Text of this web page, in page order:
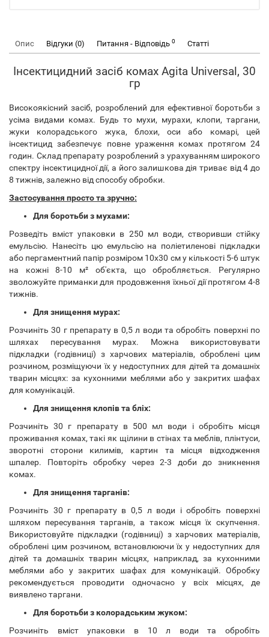
Опис Відгуки (0) Питання - Відповідь 0 Статті
Інсектицидний засіб комах Agita Universal, 30
гр
Високоякісний засіб, розроблений для ефективної боротьби з
усіма видами комах. Будь то мухи, мурахи, клопи, таргани,
жуки колорадського жука, блохи, оси або комарі, цей
інсектицид забезпечує повне ураження комах протягом 24
годин. Склад препарату розроблений з урахуванням широкого
спектру інсектицидної дії, а його залишкова дія триває від 4 до
8 тижнів, залежно від способу обробки.
Застосування просто та зручно:
Для боротьби з мухами:
Розведіть вміст упаковки в 250 мл води, створивши стійку
емульсію. Нанесіть цю емульсію на поліетиленові підкладки
або пергаментний папір розміром 10x30 см у кількості 5-6 штук
на кожні 8-10 м² об'єкта, що обробляється. Регулярно
зволожуйте приманки для продовження їхньої дії протягом 4-8
тижнів.
Для знищення мурах:
Розчиніть 30 г препарату в 0,5 л води та обробіть поверхні по
шляхах пересування мурах. Можна використовувати
підкладки (годівниці) з харчових матеріалів, оброблені цим
розчином, розміщуючи їх у недоступних для дітей та домашніх
тварин місцях: за кухонними меблями або у закритих шафах
для комунікацій.
Для знищення клопів та бліх:
Розчиніть 30 г препарату в 500 мл води і обробіть місця
проживання комах, такі як щілини в стінах та меблів, плінтуси,
зворотні сторони килимів, картин та місця відходження
шпалер. Повторіть обробку через 2-3 доби до зникнення
комах.
Для знищення тарганів:
Розчиніть 30 г препарату в 0,5 л води і обробіть поверхні
шляхом пересування тарганів, а також місця їх скупчення.
Використовуйте підкладки (годівниці) з харчових матеріалів,
оброблені цим розчином, встановлюючи їх у недоступних для
дітей та домашніх тварин місцях, наприклад, за кухонними
меблями або у закритих шафах для комунікацій. Обробку
рекомендується проводити одночасно у всіх місцях, де
виявлено таргани.
Для боротьби з колорадським жуком:
Розчиніть вміст упаковки в 10 л води та обробіть